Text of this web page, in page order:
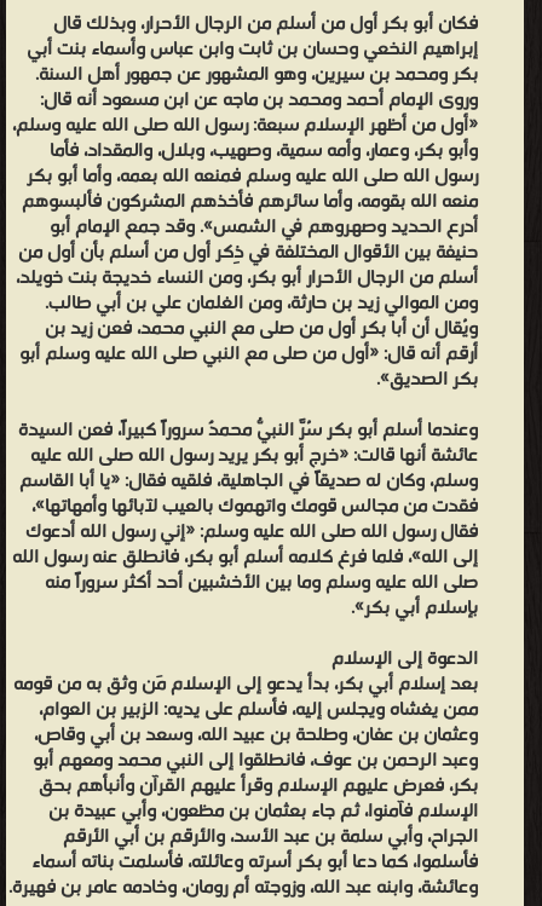
يسنده، ولا عشيرةٌ تحميه، ولا سيوفٌ تذود عنه. فعندما علم سيده أمية
بن خلف بأنه أسلم، راح يهدده تارة ويغريه تارة أخرى، فأبى بلال أن يترك
الإسلام، فحنق عليه أمية بن خلف وقرر أن يعذبه عذاباً شديداً، فأخرجه
إلى شمس الظهيرة في الصحراء بعد أن منع عنه الطعام والشراب يوماً
وليلة، ثم ألقاه على ظهره فوق الرمال المحرقة الملتهبة، ثم أمر غلمانه
فحملوا صخرة عظيمة وضعوها فوق صدر بلال وهو مقيد اليدين، ثم قال
له: «لا تزال هكذا حتى تموتَ أو تكفرَ بمحمد وتعبدَ اللات والعزى»،
وأجاب بلال: «أحدٌ أحدٌ»، وبقي أمية بن خلف مدة وهو يعذب بلالاً بتلك
الطريقة البشعة، عندما علم أبو بكر بذلك قصد موقع التعذيب، وفاوض
أمية بن خلف وقال له: «ألا تتقي الله في هذا المسكين؟ حتى متى؟»
قال: «أنت أفسدته فأنقذه مما ترى»، فقال أبو بكر: «أفعل، عندي غلام
أسود أجلد منه وأقوى على دينك، أعطيكه به»، قال: «قد قبلت»، فقال:
اشتراه بسبع أواق أو بأربعين أوقية ذهباً. واستمر أبو بكر بعد ذلك في
شراء العبيد والإماء والمملوكين من المسلمين والمسلمات وعتقهم،
ومنهم: عامر بن فهيرة، وأم عبيس (أو أم عميس)، وزنيرة، وقد أصيب
بصرها حين أعتقها فقالت قريش: «ما أذهب بصرَها إلا اللات والعزى»،
فقالت: «كذبوا، وبيت الله ما تضر اللات والعزى وما تنفعان»، فرد الله
بصرها، كما أعتق النهدية وبنتها، وابتاع جارية بني مؤمل وكانت مسلمة
محمد رضا - ❰ له مجموعة من الإنجازات والمؤلفات أبرزها ❞ أبو بكر
الصديق أول الخلفاء الراشدين (ط. الحلبي) ❝ ❞ أبوبكر الصديق ❝ ❞ ذي
النورين عثمان بن عفان الخليفة الثالث ❝ الناشرين : ❞ دار الكتب العلمية
بلبنان ❝ ❞ مطبعة مصطفى البابي الحلبي ❝ ❞ كتب عربية للنشر
الإلكتروني ❝ ❱
من عصر الخلافة الإسلامية كتب التاريخ الإسلامي - مكتبة كتب التاريخ.
فكان أبو بكر أول من أسلم من الرجال الأحرار، وبذلك قال
إبراهيم النخعي وحسان بن ثابت وابن عباس وأسماء بنت أبي
بكر ومحمد بن سيرين، وهو المشهور عن جمهور أهل السنة.
وروى الإمام أحمد ومحمد بن ماجه عن ابن مسعود أنه قال:
«أول من أظهر الإسلام سبعة: رسول الله صلى الله عليه وسلم،
وأبو بكر، وعمار، وأمه سمية، وصهيب، وبلال، والمقداد، فأما
رسول الله صلى الله عليه وسلم فمنعه الله بعمه، وأما أبو بكر
منعه الله بقومه، وأما سائرهم فأخذهم المشركون فألبسوهم
أدرع الحديد وصهروهم في الشمس». وقد جمع الإمام أبو
حنيفة بين الأقوال المختلفة في ذِكر أول من أسلم بأن أول من
أسلم من الرجال الأحرار أبو بكر، ومن النساء خديجة بنت خويلد،
ومن الموالي زيد بن حارثة، ومن الغلمان علي بن أبي طالب.
ويُقال أن أبا بكر أول من صلى مع النبي محمد، فعن زيد بن
أرقم أنه قال: «أول من صلى مع النبي صلى الله عليه وسلم أبو
بكر الصديق».
وعندما أسلم أبو بكر سُرَّ النبيُّ محمدٌ سروراً كبيراً، فعن السيدة
عائشة أنها قالت: «خرج أبو بكر يريد رسول الله صلى الله عليه
وسلم، وكان له صديقاً في الجاهلية، فلقيه فقال: «يا أبا القاسم
فقدت من مجالس قومك واتهموك بالعيب لآبائها وأمهاتها»،
فقال رسول الله صلى الله عليه وسلم: «إني رسول الله أدعوك
إلى الله»، فلما فرغ كلامه أسلم أبو بكر، فانطلق عنه رسول الله
صلى الله عليه وسلم وما بين الأخشبين أحد أكثر سروراً منه
بإسلام أبي بكر».
الدعوة إلى الإسلام
بعد إسلام أبي بكر، بدأ يدعو إلى الإسلام مَن وثق به من قومه
ممن يغشاه ويجلس إليه، فأسلم على يديه: الزبير بن العوام،
وعثمان بن عفان، وطلحة بن عبيد الله، وسعد بن أبي وقاص،
وعبد الرحمن بن عوف، فانطلقوا إلى النبي محمد ومعهم أبو
بكر، فعرض عليهم الإسلام وقرأ عليهم القرآن وأنبأهم بحق
الإسلام فآمنوا، ثم جاء بعثمان بن مظعون، وأبي عبيدة بن
الجراح، وأبي سلمة بن عبد الأسد، والأرقم بن أبي الأرقم
فأسلموا، كما دعا أبو بكر أسرته وعائلته، فأسلمت بناته أسماء
وعائشة، وابنه عبد الله، وزوجته أم رومان، وخادمه عامر بن فهيرة.